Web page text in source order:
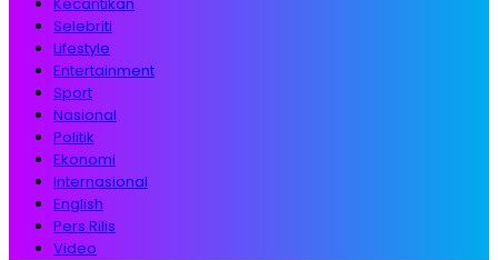
Selebriti
Lifestyle
Entertainment
Sport
Nasional
Politik
Ekonomi
Internasional
English
Pers Rilis
Video